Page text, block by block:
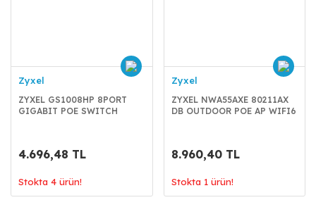
Zyxel
ZYXEL GS1008HP 8PORT
GIGABIT POE SWITCH
4.696,48 TL
Stokta 4 ürün!
Zyxel
ZYXEL NWA55AXE 80211AX
DB OUTDOOR POE AP WIFI6
8.960,40 TL
Stokta 1 ürün!